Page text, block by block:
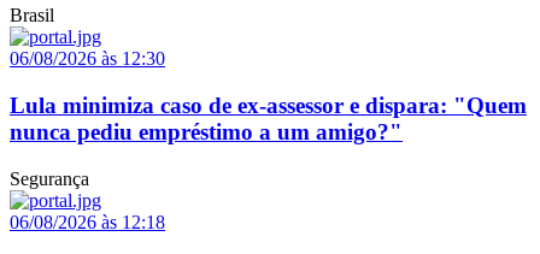
Brasil
06/08/2026 às 12:30
Lula minimiza caso de ex-assessor e dispara: "Quem
nunca pediu empréstimo a um amigo?"
Segurança
06/08/2026 às 12:18